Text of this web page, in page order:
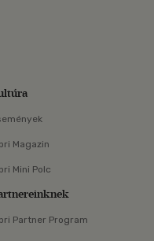
Magazin
Mini Polc
Partner Program